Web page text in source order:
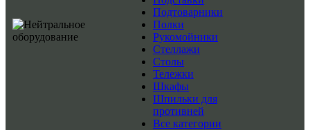
Подтоварники
Полки
Рукомойники
Стеллажи
Столы
Тележки
Шкафы
Шпильки для
противней
Все категории